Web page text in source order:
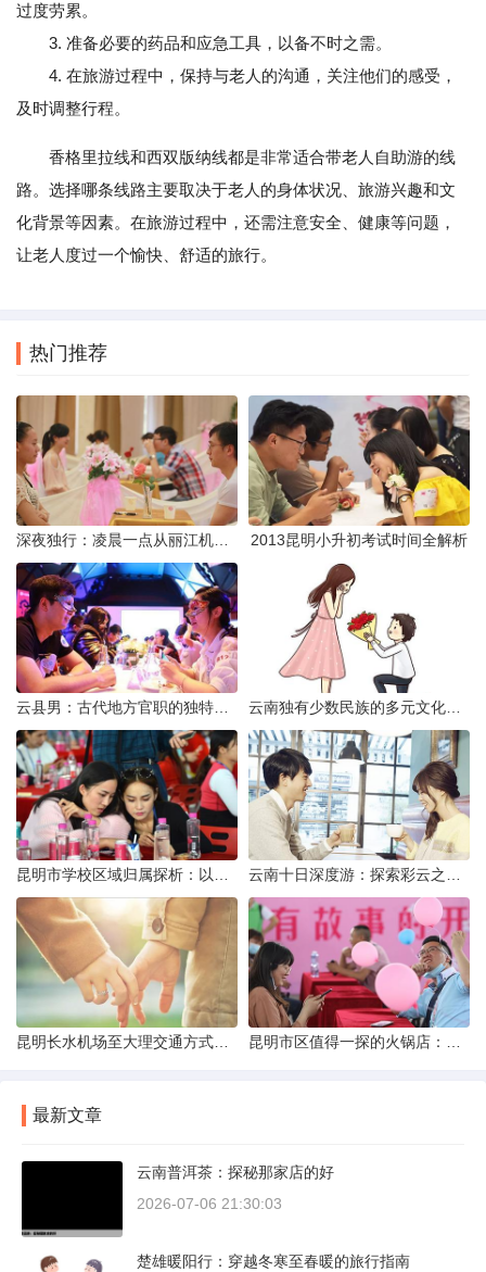
过度劳累。
3. 准备必要的药品和应急工具，以备不时之需。
4. 在旅游过程中，保持与老人的沟通，关注他们的感受，
及时调整行程。
香格里拉线和西双版纳线都是非常适合带老人自助游的线
路。选择哪条线路主要取决于老人的身体状况、旅游兴趣和文
化背景等因素。在旅游过程中，还需注意安全、健康等问题，
让老人度过一个愉快、舒适的旅行。
热门推荐
2013昆明小升初考试时间全解析
最新文章
云南普洱茶：探秘那家店的好
2026-07-06 21:30:03
楚雄暖阳行：穿越冬寒至春暖的旅行指南